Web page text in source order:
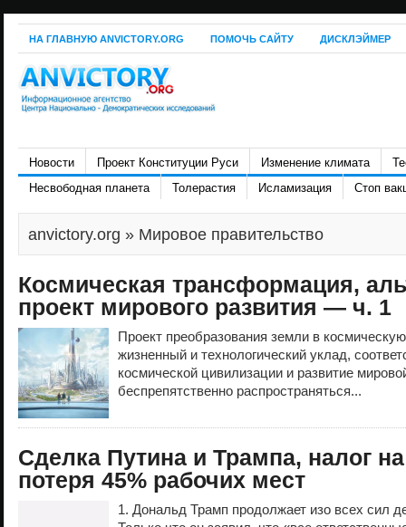
НА ГЛАВНУЮ ANVICTORY.ORG ПОМОЧЬ САЙТУ ДИСКЛЭЙМЕР
Новости Проект Конституции Руси Изменение климата
Несвободная планета
Толерастия Исламизация Стоп
anvictory.org » Мировое правительство
Космическая трансформация,
проект мирового развития — ч. 1
Проект преобразования земли в
жизненный и технологический уклад,
космической цивилизации и развитие
беспрепятственно распространяться...
Сделка Путина и Трампа, налог
потеря 45% рабочих мест
1. Дональд Трамп продолжает изо всех сил